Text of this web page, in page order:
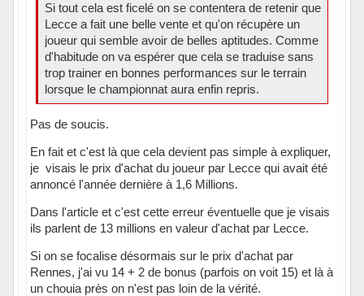
Si tout cela est ficelé on se contentera de retenir que
Lecce a fait une belle vente et qu'on récupère un
joueur qui semble avoir de belles aptitudes. Comme
d'habitude on va espérer que cela se traduise sans
trop trainer en bonnes performances sur le terrain
lorsque le championnat aura enfin repris.
Pas de soucis.
En fait et c'est là que cela devient pas simple à expliquer,
je visais le prix d'achat du joueur par Lecce qui avait été
annoncé l'année dernière à 1,6 Millions.
Dans l'article et c'est cette erreur éventuelle que je visais
ils parlent de 13 millions en valeur d'achat par Lecce.
Si on se focalise désormais sur le prix d'achat par
Rennes, j'ai vu 14 + 2 de bonus (parfois on voit 15) et là à
un chouia près on n'est pas loin de la vérité.